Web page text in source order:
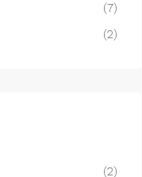
(7)
(2)
(2)